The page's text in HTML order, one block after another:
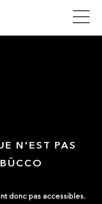
N'EST PAS
donc pas accessibles.